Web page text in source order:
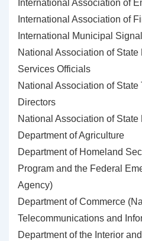
International Association of
International Association of
International Municipal
National Association of State
Services Officials
National Association of
Directors
National Association of State
Department of Agriculture
Department of Homeland
Program and the Federal
Agency)
Department of Commerce
Telecommunications and
Department of the Interior